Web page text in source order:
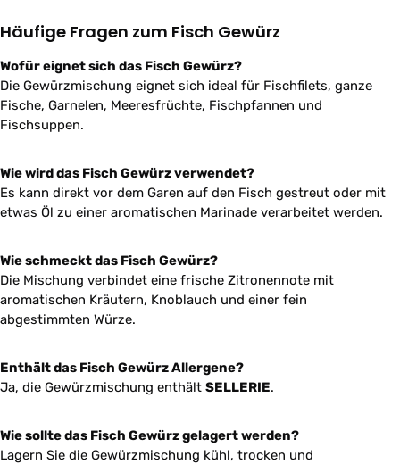
Häufige Fragen zum Fisch Gewürz
Wofür eignet sich das Fisch Gewürz?
Die Gewürzmischung eignet sich ideal für Fischfilets, ganze
Fische, Garnelen, Meeresfrüchte, Fischpfannen und
Fischsuppen.
Wie wird das Fisch Gewürz verwendet?
Es kann direkt vor dem Garen auf den Fisch gestreut oder mit
etwas Öl zu einer aromatischen Marinade verarbeitet werden.
Wie schmeckt das Fisch Gewürz?
Die Mischung verbindet eine frische Zitronennote mit
aromatischen Kräutern, Knoblauch und einer fein
abgestimmten Würze.
Enthält das Fisch Gewürz Allergene?
Ja, die Gewürzmischung enthält SELLERIE.
Wie sollte das Fisch Gewürz gelagert werden?
Lagern Sie die Gewürzmischung kühl, trocken und